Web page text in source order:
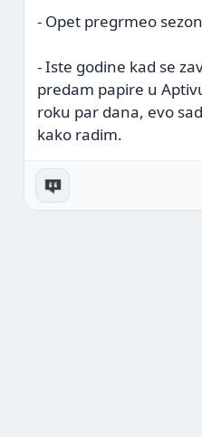
- Opet pregrmeo
- Iste godine kad se
predam papire u
roku par dana, evo
kako radim.